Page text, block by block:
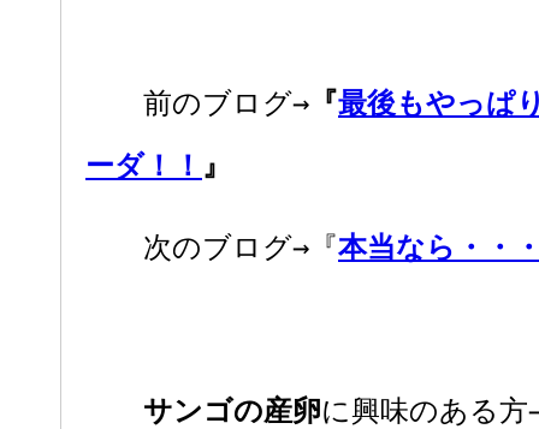
前のブログ→ 『最後もやっぱ
ーダ！！ 』
次のブログ→『本当なら・・
サンゴの産卵に興味のある方